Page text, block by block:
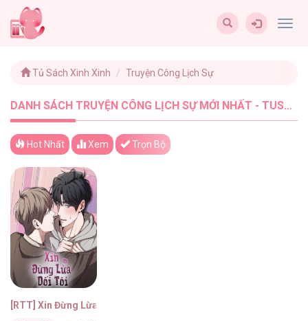
Tủ Sách Xinh Xinh Truyện Công Lịch Sự
DANH SÁCH TRUYỆN CÔNG LỊCH SỰ MỚI NHẤT - TUSACHXINHXINH (1)
Hot Nhất Xem Trọn Bộ
[RTT] Xin Đừng Lừa Dối Tôi